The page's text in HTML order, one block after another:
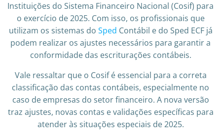
Instituições do Sistema Financeiro Nacional (Cosif) para
o exercício de 2025. Com isso, os profissionais que
utilizam os sistemas do Sped Contábil e do Sped ECF já
podem realizar os ajustes necessários para garantir a
conformidade das escriturações contábeis.
Vale ressaltar que o Cosif é essencial para a correta
classificação das contas contábeis, especialmente no
caso de empresas do setor financeiro. A nova versão
traz ajustes, novas contas e validações específicas para
atender às situações especiais de 2025.